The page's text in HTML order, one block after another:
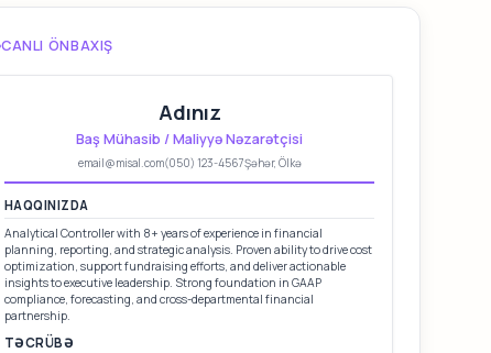
CANLI ÖNBAXIŞ
Adınız
Baş Mühasib / Maliyyə Nəzarətçisi
email@misal.com(050) 123-4567Şəhər, Ölkə
HAQQINIZDA
Analytical Controller with 8+ years of experience in financial
planning, reporting, and strategic analysis. Proven ability to drive cost
optimization, support fundraising efforts, and deliver actionable
insights to executive leadership. Strong foundation in GAAP
compliance, forecasting, and cross-departmental financial
partnership.
TƏCRÜBƏ